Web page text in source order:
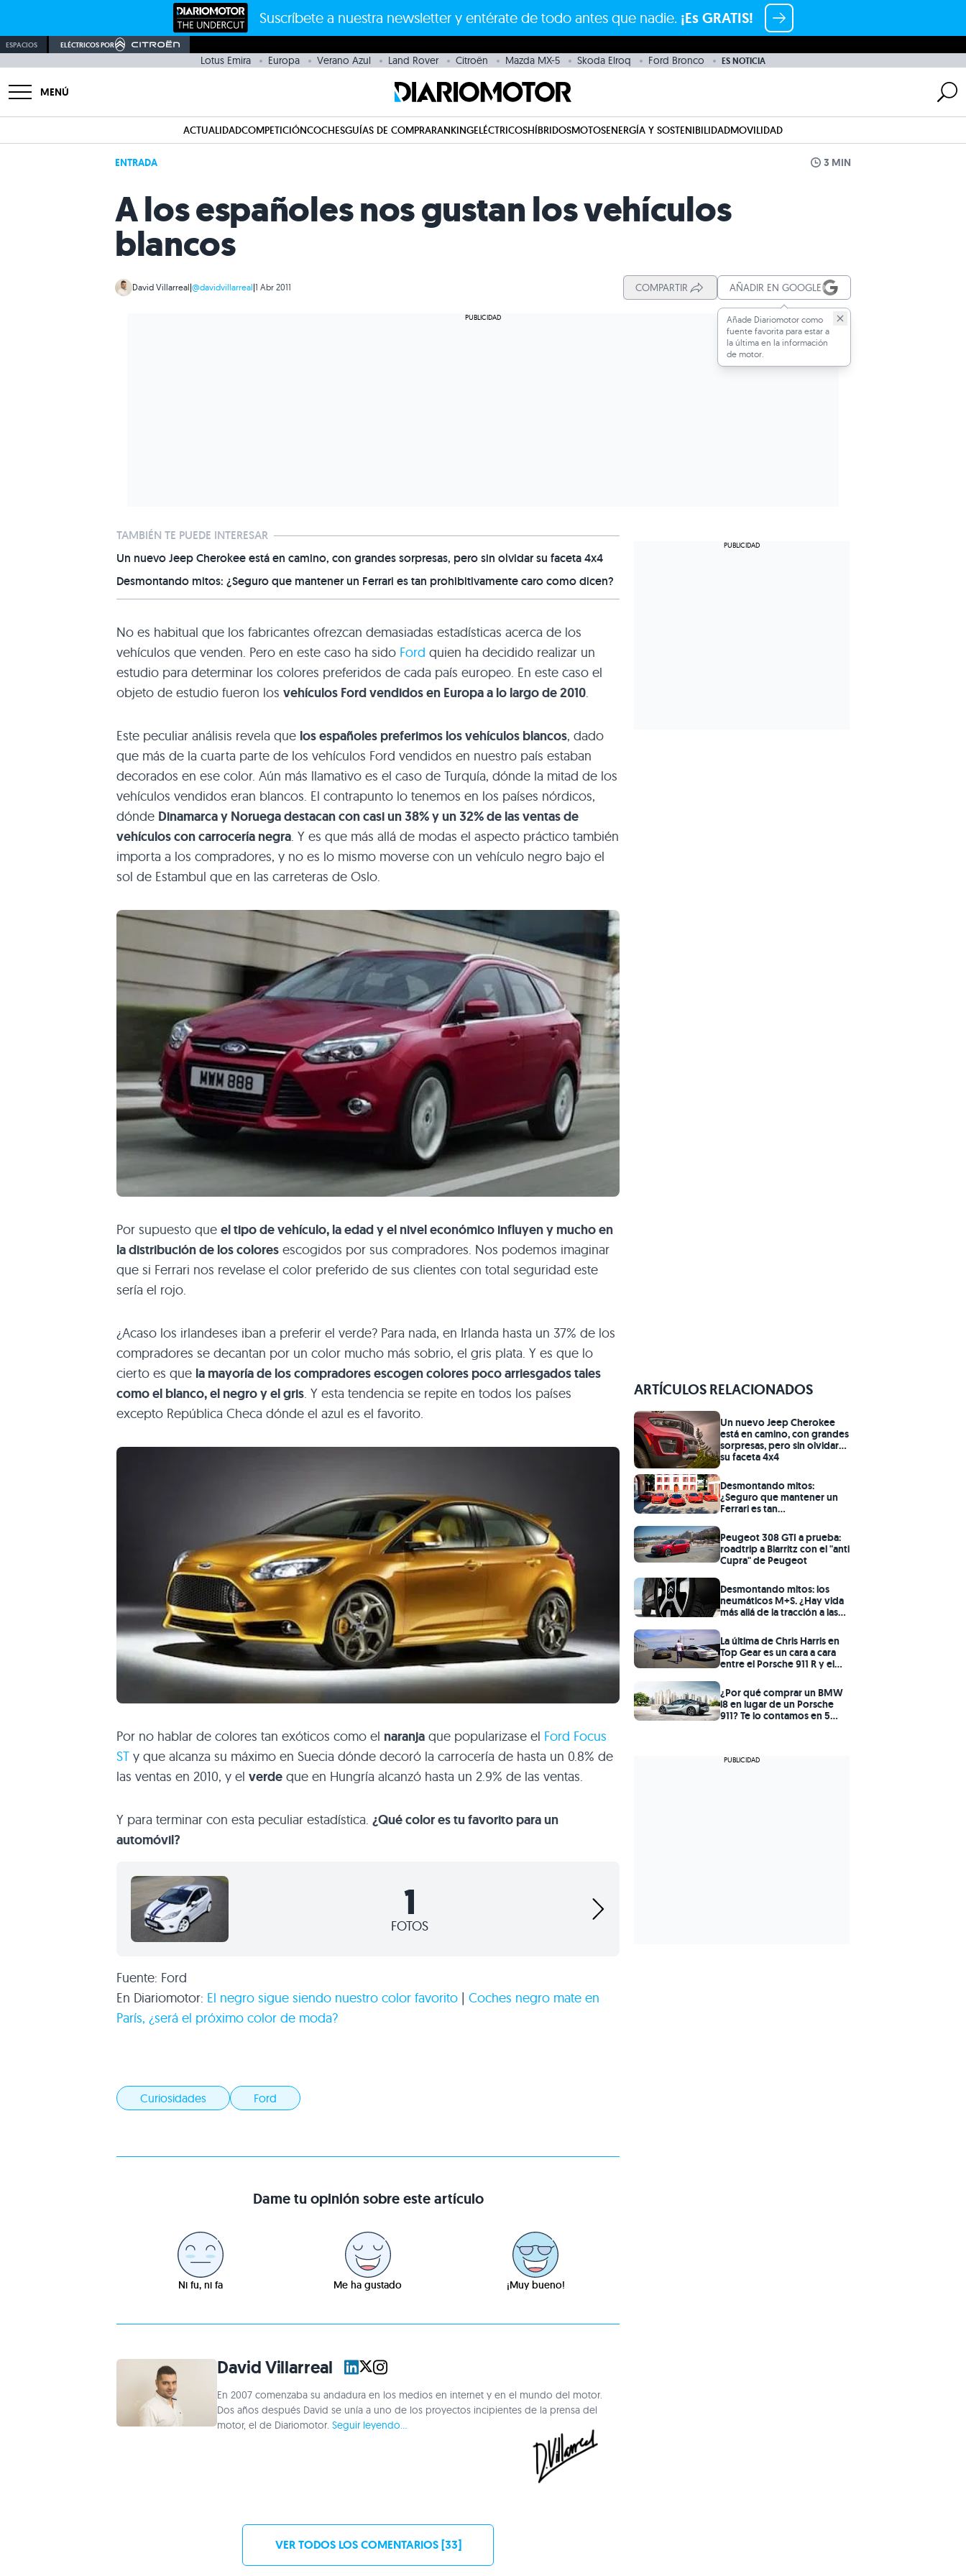
Suscríbete a nuestra newsletter y entérate de todo antes que nadie. ¡Es GRATIS!
ESPACIOS ELÉCTRICOS POR
Lotus Emira Europa Verano Azul Land Rover Citroën Mazda MX-5 Skoda Elroq Ford Bronco ES NOTICIA
MENÚ
ACTUALIDADCOMPETICIÓNCOCHESGUÍAS DE COMPRARANKINGELÉCTRICOSHÍBRIDOSMOTOSENERGÍA Y SOSTENIBILIDADMOVILIDAD
ENTRADA 3 MIN
A los españoles nos gustan los vehículos
blancos
David Villarreal|@davidvillarreal|1 Abr 2011 COMPARTIR AÑADIR EN GOOGLE
Añade Diariomotor como
fuente favorita para estar a
la última en la información
de motor.
TAMBIÉN TE PUEDE INTERESAR
Un nuevo Jeep Cherokee está en camino, con grandes sorpresas, pero sin olvidar su faceta 4x4
Desmontando mitos: ¿Seguro que mantener un Ferrari es tan prohibitivamente caro como dicen?
No es habitual que los fabricantes ofrezcan demasiadas estadísticas acerca de los
vehículos que venden. Pero en este caso ha sido Ford quien ha decidido realizar un
estudio para determinar los colores preferidos de cada país europeo. En este caso el
objeto de estudio fueron los vehículos Ford vendidos en Europa a lo largo de 2010.
Este peculiar análisis revela que los españoles preferimos los vehículos blancos, dado
que más de la cuarta parte de los vehículos Ford vendidos en nuestro país estaban
decorados en ese color. Aún más llamativo es el caso de Turquía, dónde la mitad de los
vehículos vendidos eran blancos. El contrapunto lo tenemos en los países nórdicos,
dónde Dinamarca y Noruega destacan con casi un 38% y un 32% de las ventas de
vehículos con carrocería negra. Y es que más allá de modas el aspecto práctico también
importa a los compradores, y no es lo mismo moverse con un vehículo negro bajo el
sol de Estambul que en las carreteras de Oslo.
Por supuesto que el tipo de vehículo, la edad y el nivel económico influyen y mucho en
la distribución de los colores escogidos por sus compradores. Nos podemos imaginar
que si Ferrari nos revelase el color preferido de sus clientes con total seguridad este
sería el rojo.
¿Acaso los irlandeses iban a preferir el verde? Para nada, en Irlanda hasta un 37% de los
compradores se decantan por un color mucho más sobrio, el gris plata. Y es que lo
cierto es que la mayoría de los compradores escogen colores poco arriesgados tales
como el blanco, el negro y el gris. Y esta tendencia se repite en todos los países
excepto República Checa dónde el azul es el favorito.
Por no hablar de colores tan exóticos como el naranja que popularizase el Ford Focus
ST y que alcanza su máximo en Suecia dónde decoró la carrocería de hasta un 0.8% de
las ventas en 2010, y el verde que en Hungría alcanzó hasta un 2.9% de las ventas.
Y para terminar con esta peculiar estadística. ¿Qué color es tu favorito para un
automóvil?
1
FOTOS
Fuente: Ford
En Diariomotor: El negro sigue siendo nuestro color favorito | Coches negro mate en
París, ¿será el próximo color de moda?
Curiosidades Ford
Dame tu opinión sobre este artículo
Ni fu, ni fa Me ha gustado ¡Muy bueno!
David Villarreal
En 2007 comenzaba su andadura en los medios en internet y en el mundo del motor.
Dos años después David se unía a uno de los proyectos incipientes de la prensa del
motor, el de Diariomotor. Seguir leyendo...
VER TODOS LOS COMENTARIOS [33]
ARTÍCULOS RELACIONADOS
Un nuevo Jeep Cherokee
está en camino, con grandes
sorpresas, pero sin olvidar
su faceta 4x4
Desmontando mitos:
¿Seguro que mantener un
Ferrari es tan
como dicen?
Peugeot 308 GTI a prueba:
roadtrip a Biarritz con el "anti
Cupra" de Peugeot
Desmontando mitos: los
neumáticos M+S. ¿Hay vida
más allá de la tracción a las
La última de Chris Harris en
Top Gear es un cara a cara
entre el Porsche 911 R y el
¿Por qué comprar un BMW
i8 en lugar de un Porsche
911? Te lo contamos en 5